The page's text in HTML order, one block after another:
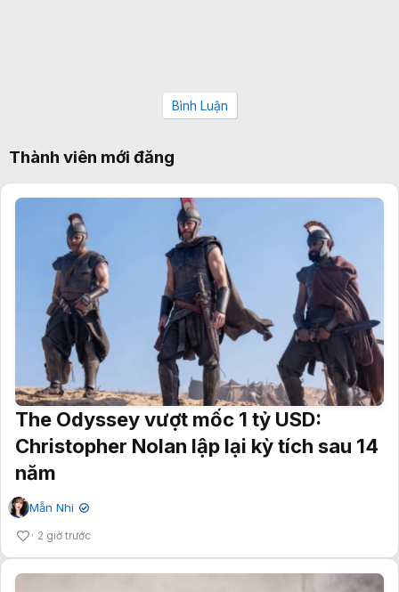
Bình Luận
Thành viên mới đăng
The Odyssey vượt mốc 1 tỷ USD:
Christopher Nolan lập lại kỳ tích sau 14
năm
Mẫn Nhi ✔
2 giờ trước